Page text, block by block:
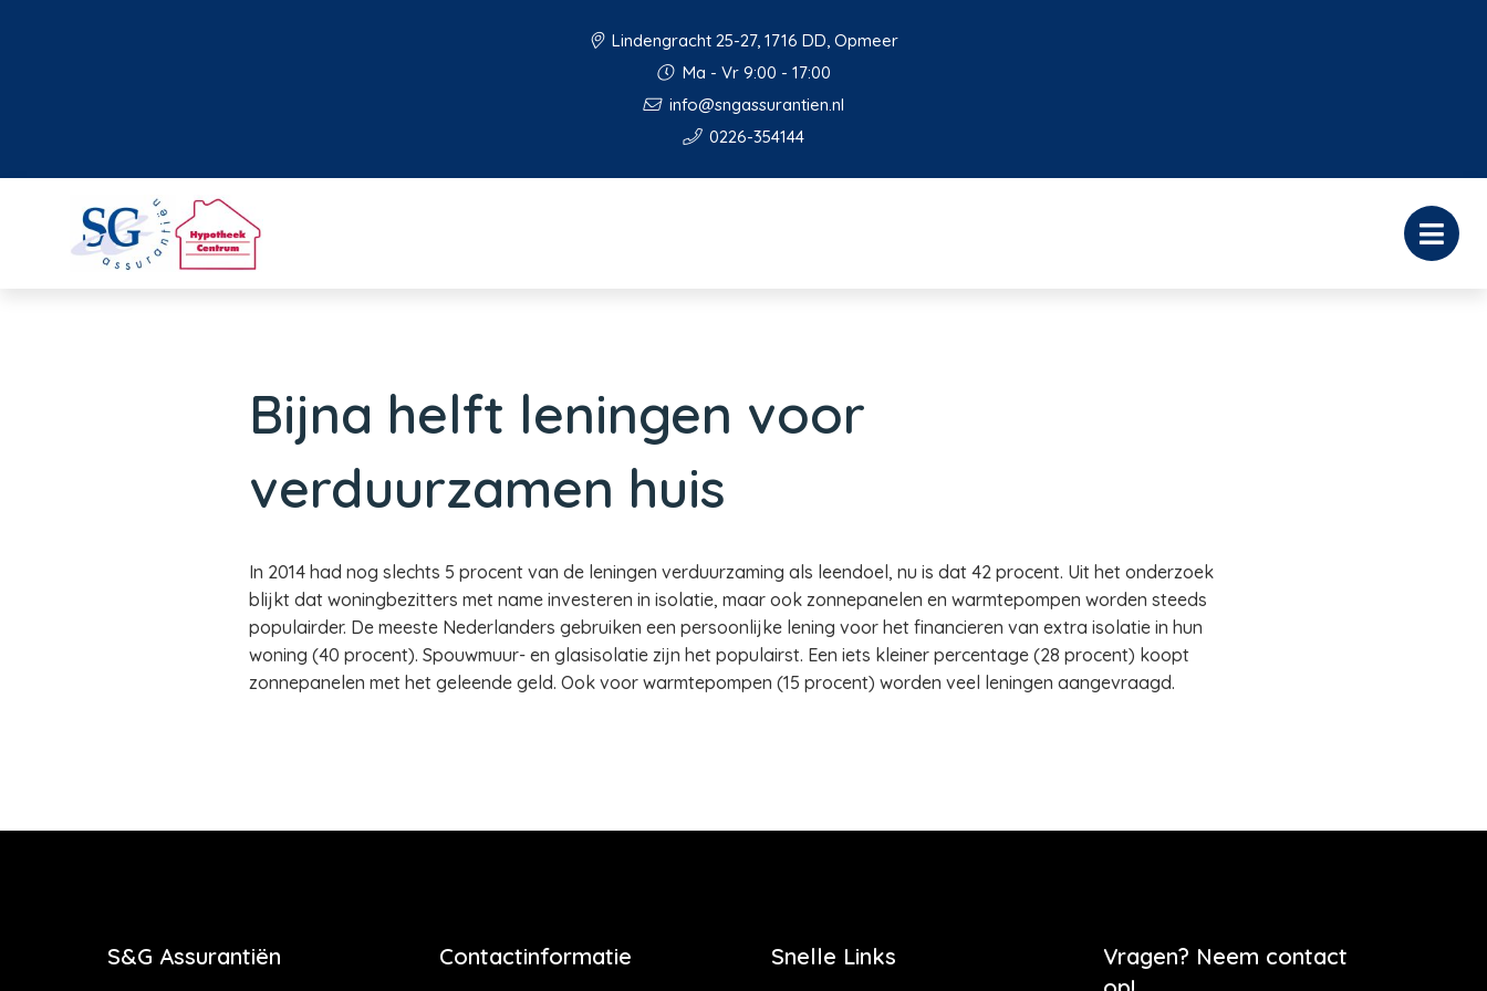
Lindengracht 25-27, 1716 DD, Opmeer
Ma - Vr 9:00 - 17:00
info@sngassurantien.nl
0226-354144
Bijna helft leningen voor
verduurzamen huis
In 2014 had nog slechts 5 procent van de leningen verduurzaming als leendoel, nu is dat 42 procent. Uit het onderzoek
blijkt dat woningbezitters met name investeren in isolatie, maar ook zonnepanelen en warmtepompen worden steeds
populairder. De meeste Nederlanders gebruiken een persoonlijke lening voor het financieren van extra isolatie in hun
woning (40 procent). Spouwmuur- en glasisolatie zijn het populairst. Een iets kleiner percentage (28 procent) koopt
zonnepanelen met het geleende geld. Ook voor warmtepompen (15 procent) worden veel leningen aangevraagd.
S&G Assurantiën Contactinformatie Snelle Links
Vragen? Neem contact